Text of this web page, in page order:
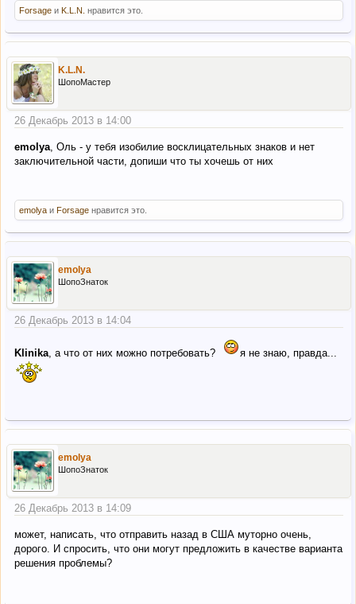
Forsage и K.L.N. нравится это.
K.L.N.
ШопоМастер
26 Декабрь 2013 в 14:00
emolya , Оль - у тебя изобилие восклицательных знаков и нет
заключительной части, допиши что ты хочешь от них
emolya и Forsage нравится это.
emolya
ШопоЗнаток
26 Декабрь 2013 в 14:04
Klinika, а что от них можно потребовать? я не знаю, правда...
emolya
ШопоЗнаток
26 Декабрь 2013 в 14:09
может, написать, что отправить назад в США муторно очень,
дорого. И спросить, что они могут предложить в качестве варианта
решения проблемы?